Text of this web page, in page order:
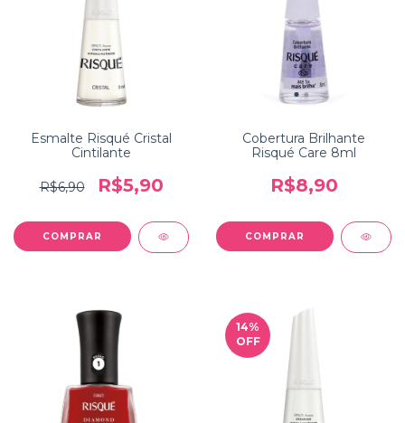
Esmalte Risqué Cristal
Cintilante
R$6,90 R$5,90
Cobertura Brilhante
Risqué Care 8ml
R$8,90
14%
OFF